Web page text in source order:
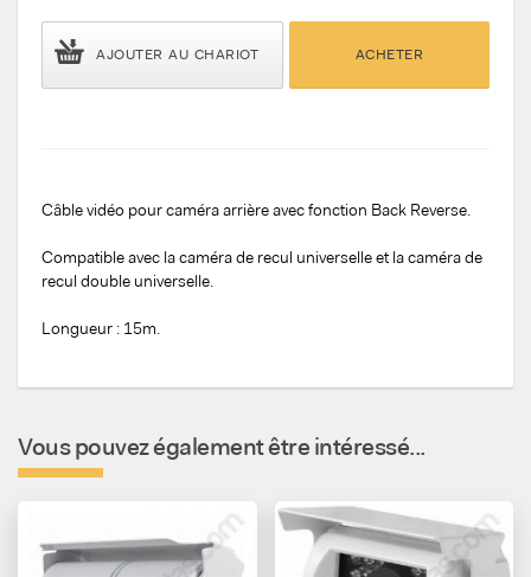
AJOUTER AU CHARIOT ACHETER
Câble vidéo pour caméra arrière avec fonction Back Reverse.
Compatible avec la caméra de recul universelle et la caméra de
recul double universelle.
Longueur : 15m.
Vous pouvez également être intéressé...